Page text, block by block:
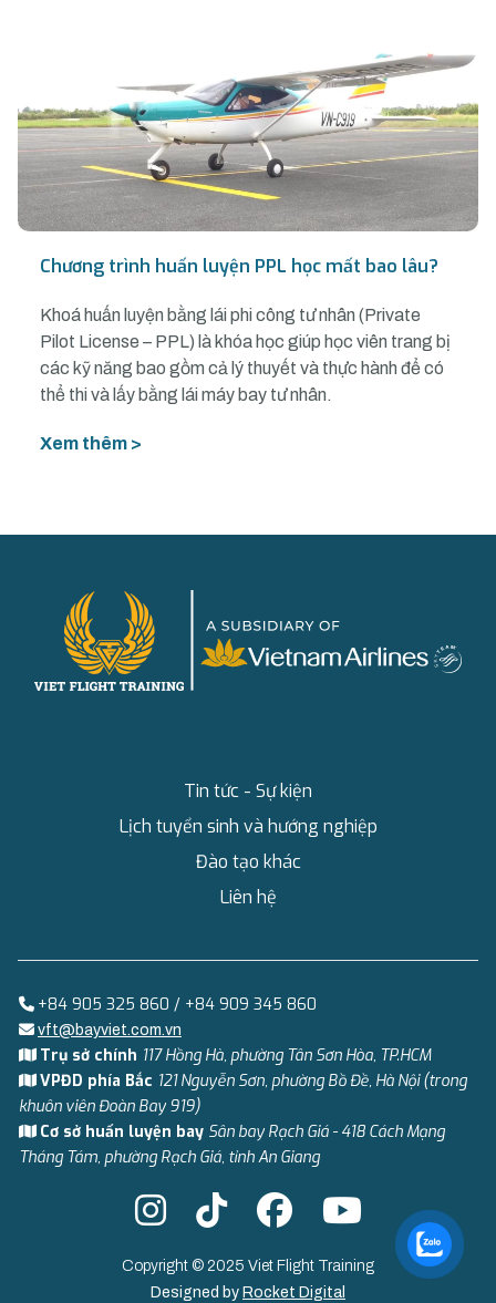
Chương trình huấn luyện PPL học mất bao lâu?
Khoá huấn luyện bằng lái phi công tư nhân (Private
Pilot License – PPL) là khóa học giúp học viên trang bị
các kỹ năng bao gồm cả lý thuyết và thực hành để có
thể thi và lấy bằng lái máy bay tư nhân.
Xem thêm >
Tin tức - Sự kiện
Lịch tuyển sinh và hướng nghiệp
Đào tạo khác
Liên hệ
+84 905 325 860 / +84 909 345 860
vft@bayviet.com.vn
Trụ sở chính 117 Hồng Hà, phường Tân Sơn Hòa, TP.HCM
VPĐD phía Bắc 121 Nguyễn Sơn, phường Bồ Đề, Hà Nội (trong
khuôn viên Đoàn Bay 919)
Cơ sở huấn luyện bay Sân bay Rạch Giá - 418 Cách Mạng
Tháng Tám, phường Rạch Giá, tỉnh An Giang
Copyright © 2025 Viet Flight Training
Designed by Rocket Digital